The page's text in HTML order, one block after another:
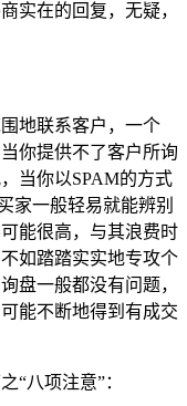
实在的回复，无疑，
地联系客户，一个
你提供不了客户所询
当你以SPAM的方式
家一般轻易就能辨别
能很高，与其浪费时
如踏踏实实地专攻个
盘一般都没有问题，
能不断地得到有成交
“八项注意”：